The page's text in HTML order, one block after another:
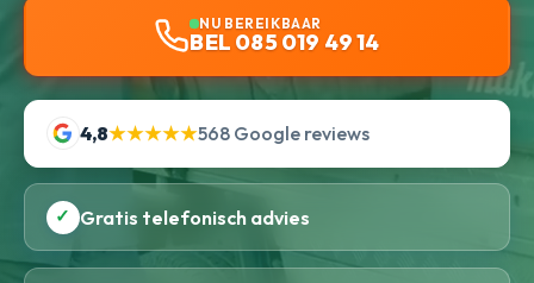
NU BEREIKBAAR
BEL 085 019 49 14
4,8★★★★★568 Google reviews
✓ Gratis telefonisch advies